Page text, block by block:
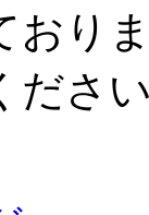
おり
ださい